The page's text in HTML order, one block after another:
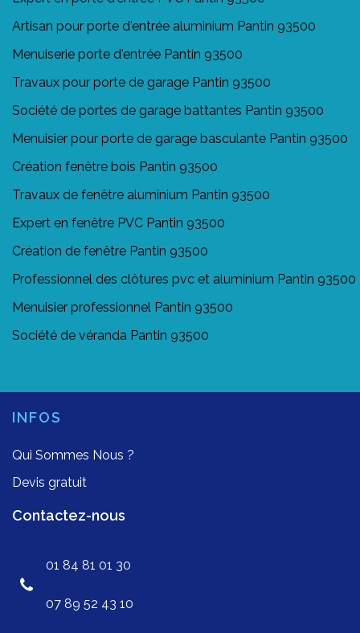
Artisan pour porte d'entrée aluminium Pantin 93500
Menuiserie porte d'entrée Pantin 93500
Travaux pour porte de garage Pantin 93500
Société de portes de garage battantes Pantin 93500
Menuisier pour porte de garage basculante Pantin 93500
Création fenêtre bois Pantin 93500
Travaux de fenêtre aluminium Pantin 93500
Expert en fenêtre PVC Pantin 93500
Création de fenêtre Pantin 93500
Professionnel des clôtures pvc et aluminium Pantin 93500
Menuisier professionnel Pantin 93500
Société de véranda Pantin 93500
INFOS
Qui Sommes Nous ?
Devis gratuit
Contactez-nous
01 84 81 01 30
07 89 52 43 10